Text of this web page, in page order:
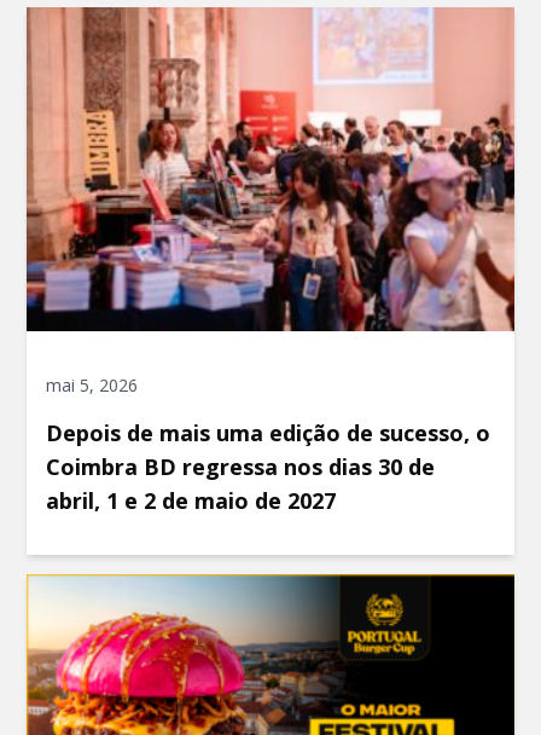
mai 5, 2026
Depois de mais uma edição de sucesso, o
Coimbra BD regressa nos dias 30 de
abril, 1 e 2 de maio de 2027